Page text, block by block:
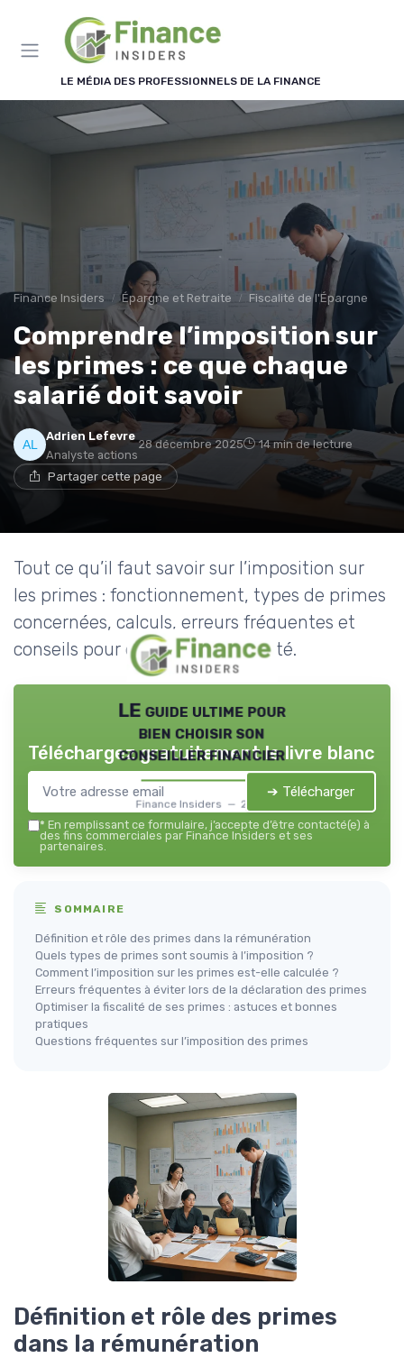
LE MÉDIA DES PROFESSIONNELS DE LA FINANCE
Finance Insiders Épargne et Retraite Fiscalité de l'Épargne
Comprendre l’imposition sur
les primes : ce que chaque
salarié doit savoir
Adrien Lefevre
Analyste actions
28 décembre 2025 14 min de lecture
Partager cette page
Tout ce qu’il faut savoir sur l’imposition sur
les primes : fonctionnement, types de primes
concernées, calculs, erreurs fréquentes et
conseils pour optimiser sa fiscalité.
LE guide ultime pour
bien choisir son
conseiller financier
Finance Insiders — 2026
Téléchargez gratuitement le livre blanc
➔ Télécharger
* En remplissant ce formulaire, j’accepte d’être contacté(e) à
des fins commerciales par Finance Insiders et ses
partenaires.
SOMMAIRE
Définition et rôle des primes dans la rémunération
Quels types de primes sont soumis à l’imposition ?
Comment l’imposition sur les primes est-elle calculée ?
Erreurs fréquentes à éviter lors de la déclaration des primes
Optimiser la fiscalité de ses primes : astuces et bonnes
pratiques
Questions fréquentes sur l’imposition des primes
Définition et rôle des primes
dans la rémunération